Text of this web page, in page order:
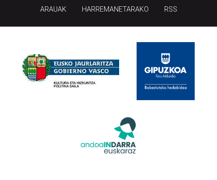
ARAUAK HARREMANETARAKO RSS